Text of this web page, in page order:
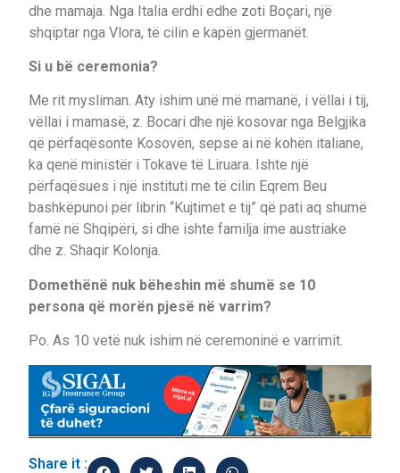
dhe mamaja. Nga Italia erdhi edhe zoti Boçari, një
shqiptar nga Vlora, të cilin e kapën gjermanët.
Si u bë ceremonia?
Me rit mysliman. Aty ishim unë më mamanë, i vëllai i tij,
vëllai i mamasë, z. Bocari dhe një kosovar nga Belgjika
që përfaqësonte Kosovën, sepse ai në kohën italiane,
ka qenë ministër i Tokave të Liruara. Ishte një
përfaqësues i një instituti me të cilin Eqrem Beu
bashkëpunoi për librin “Kujtimet e tij” që pati aq shumë
famë në Shqipëri, si dhe ishte familja ime austriake
dhe z. Shaqir Kolonja.
Domethënë nuk bëheshin më shumë se 10
persona që morën pjesë në varrim?
Po. As 10 vetë nuk ishim në ceremoninë e varrimit.
Share it :